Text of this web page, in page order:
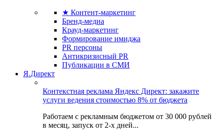
★ Контент-маркетинг
Бренд-медиа
Крауд-маркетинг
Формирование имиджа
PR персоны
Антикризисный PR
Публикации в СМИ
Я.Директ
Контекстная реклама Яндекс Директ: закажите
услуги ведения стоимостью 8% от бюджета
Работаем с рекламным бюджетом от 30 000 рублей
в месяц, запуск от 2-х дней...